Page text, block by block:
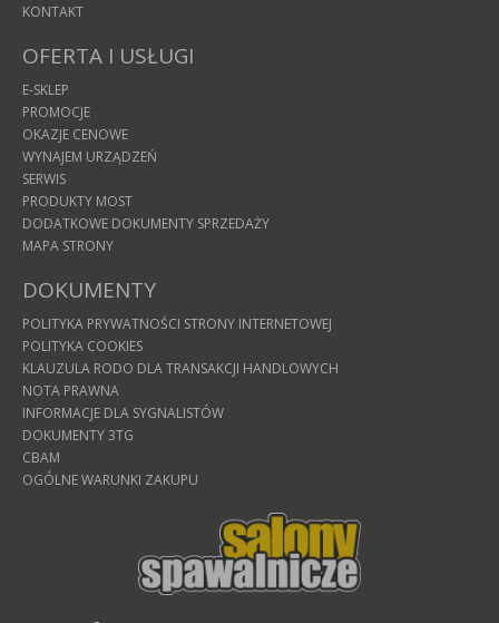
KONTAKT
OFERTA I USŁUGI
E-SKLEP
PROMOCJE
OKAZJE CENOWE
WYNAJEM URZĄDZEŃ
SERWIS
PRODUKTY MOST
DODATKOWE DOKUMENTY SPRZEDAŻY
MAPA STRONY
DOKUMENTY
POLITYKA PRYWATNOŚCI STRONY INTERNETOWEJ
POLITYKA COOKIES
KLAUZULA RODO DLA TRANSAKCJI HANDLOWYCH
NOTA PRAWNA
INFORMACJE DLA SYGNALISTÓW
DOKUMENTY 3TG
CBAM
OGÓLNE WARUNKI ZAKUPU